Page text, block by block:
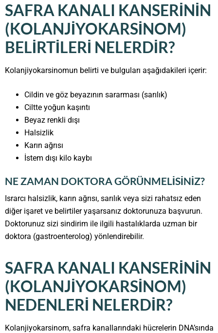
SAFRA KANALI KANSERININ
(KOLANJIYOKARSINOM)
BELIRTILERI NELERDIR?
Kolanjiyokarsinomun belirti ve bulguları aşağıdakileri içerir:
Cildin ve göz beyazının sararması (sarılık)
Ciltte yoğun kaşıntı
Beyaz renkli dışı
Halsizlik
Karın ağrısı
İstem dışı kilo kaybı
NE ZAMAN DOKTORA GÖRÜNMELISINIZ?
Israrcı halsizlik, karın ağrısı, sarılık veya sizi rahatsız eden
diğer işaret ve belirtiler yaşarsanız doktorunuza başvurun.
Doktorunuz sizi sindirim ile ilgili hastalıklarda uzman bir
doktora (gastroenterolog) yönlendirebilir.
SAFRA KANALI KANSERININ
(KOLANJIYOKARSINOM)
NEDENLERI NELERDIR?
Kolanjiyokarsinom, safra kanallarındaki hücrelerin DNA’sında